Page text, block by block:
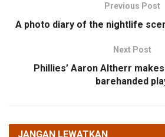
Previous Post
A photo diary of the nightlife
Next Post
Phillies’ Aaron Altherr
barehanded
JANGAN LEWATKAN